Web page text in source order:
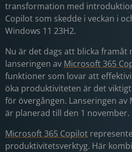
transformation med
Copilot som skedde i veckan i
Windows 11 23H2.
Nu är det dags att blicka
lanseringen av Microsoft 365
funktioner som lovar att
öka produktiviteten är det
för övergången. Lanseringen av
är planerad till den 1 november.
Microsoft 365 Copilot
produktivitetsverktyg. Här